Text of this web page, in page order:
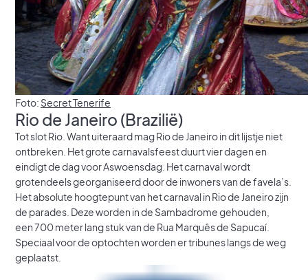
Foto: Secret Tenerife
Rio de Janeiro (Brazilië)
Tot slot Rio. Want uiteraard mag Rio de Janeiro in dit lijstje niet
ontbreken. Het grote carnavalsfeest duurt vier dagen en
eindigt de dag voor Aswoensdag. Het carnaval wordt
grotendeels georganiseerd door de inwoners van de favela’s.
Het absolute hoogtepunt van het carnaval in Rio de Janeiro zijn
de parades. Deze worden in de Sambadrome gehouden,
een 700 meter lang stuk van de Rua Marquês de Sapucaí.
Speciaal voor de optochten worden er tribunes langs de weg
geplaatst.